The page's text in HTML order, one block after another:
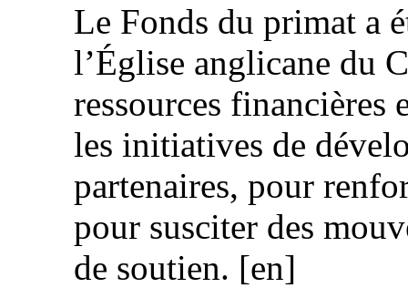
Le Fonds du primat a
l’Église anglicane du
ressources
les initiatives de
partenaires, pour
pour susciter des
de soutien. [en]